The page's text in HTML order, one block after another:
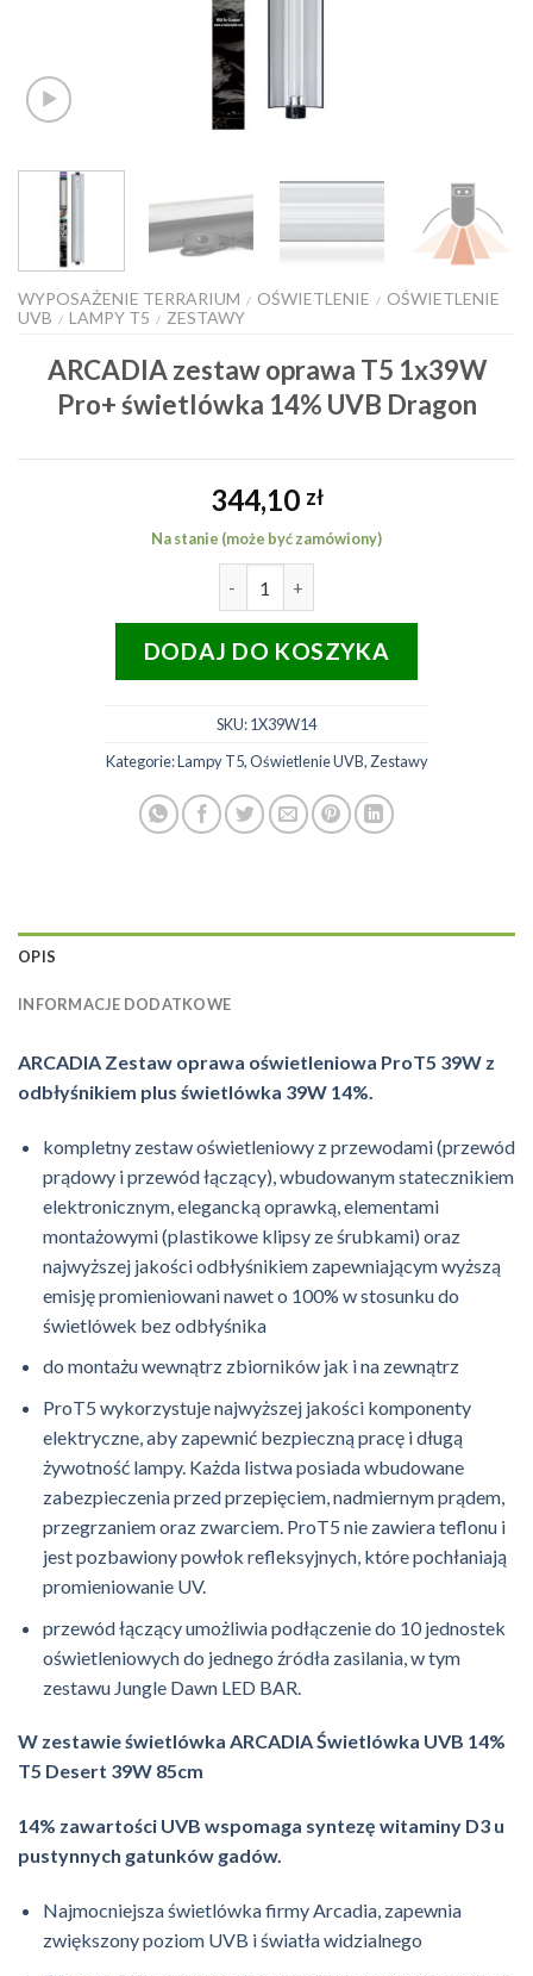
WYPOSAŻENIE TERRARIUM / OŚWIETLENIE / OŚWIETLENIE
UVB / LAMPY T5 / ZESTAWY
ARCADIA zestaw oprawa T5 1x39W
Pro+ świetlówka 14% UVB Dragon
344,10 zł
Na stanie (może być zamówiony)
DODAJ DO KOSZYKA
SKU:1X39W14
Kategorie:Lampy T5,Oświetlenie UVB, Zestawy
OPIS
INFORMACJE DODATKOWE
ARCADIA Zestaw oprawa oświetleniowa ProT5 39W z
odbłyśnikiem plus świetlówka 39W 14%.
kompletny zestaw oświetleniowy z przewodami (przewód
prądowy i przewód łączący), wbudowanym statecznikiem
elektronicznym, elegancką oprawką, elementami
montażowymi (plastikowe klipsy ze śrubkami) oraz
najwyższej jakości odbłyśnikiem zapewniającym wyższą
emisję promieniowani nawet o 100% w stosunku do
świetlówek bez odbłyśnika
do montażu wewnątrz zbiorników jak i na zewnątrz
ProT5 wykorzystuje najwyższej jakości komponenty
elektryczne, aby zapewnić bezpieczną pracę i długą
żywotność lampy. Każda listwa posiada wbudowane
zabezpieczenia przed przepięciem, nadmiernym prądem,
przegrzaniem oraz zwarciem. ProT5 nie zawiera teflonu i
jest pozbawiony powłok refleksyjnych, które pochłaniają
promieniowanie UV.
przewód łączący umożliwia podłączenie do 10 jednostek
oświetleniowych do jednego źródła zasilania, w tym
zestawu Jungle Dawn LED BAR.
W zestawie świetlówka ARCADIA Świetlówka UVB 14%
T5 Desert 39W 85cm
14% zawartości UVB wspomaga syntezę witaminy D3 u
pustynnych gatunków gadów.
Najmocniejsza świetlówka firmy Arcadia, zapewnia
zwiększony poziom UVB i światła widzialnego